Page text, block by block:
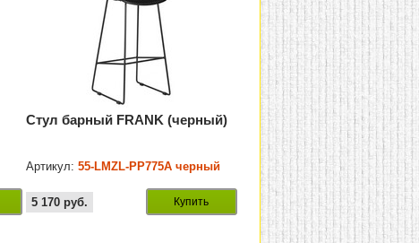
Стул барный FRANK (черный)
Артикул:55-LMZL-PP775A черный
5 170 руб. Купить